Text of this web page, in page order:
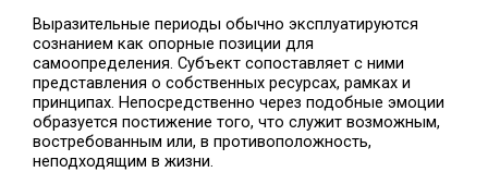
Выразительные периоды обычно эксплуатируются
сознанием как опорные позиции для
самоопределения. Субъект сопоставляет с ними
представления о собственных ресурсах, рамках и
принципах. Непосредственно через подобные эмоции
образуется постижение того, что служит возможным,
востребованным или, в противоположность,
неподходящим в жизни.